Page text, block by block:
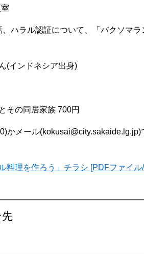
ハラル認証について、「バクソマ
(インドネシア出身)
その同居家族 700円
かメール(kokusai@city.sakaide.lg.jp)
料理を作ろう」チラシ [PDFファイル